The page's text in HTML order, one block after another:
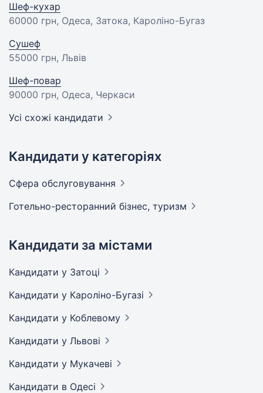
Шеф-кухар
60000 грн, Одеса, Затока, Кароліно-Бугаз
Сушеф
55000 грн, Львів
Шеф-повар
90000 грн, Одеса, Черкаси
Усі схожі кандидати
Кандидати у категоріях
Сфера обслуговування
Готельно-ресторанний бізнес, туризм
Кандидати за містами
Кандидати у Затоці
Кандидати у Кароліно-Бугазі
Кандидати у Коблевому
Кандидати у Львові
Кандидати у Мукачеві
Кандидати в Одесі